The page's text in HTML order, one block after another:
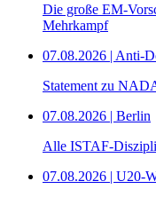
Die große EM-
Mehrkampf
07.08.2026 | Anti-
Statement zu
07.08.2026 | Berlin
Alle ISTAF-
07.08.2026 | U20-